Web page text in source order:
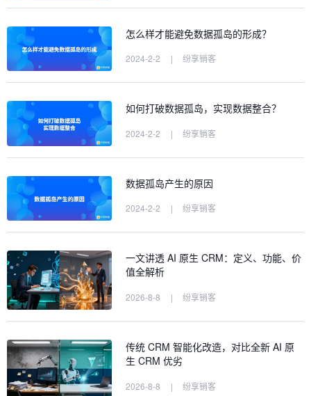
怎么样才能避免数据孤岛的形成？
2024-2-2 | 纷享销客
如何打破数据孤岛，实现数据整合？
2024-2-2 | 纷享销客
数据孤岛产生的原因
2024-2-2 | 纷享销客
一文讲透 AI 原生 CRM：定义、功能、价
值全解析
2026-8-8 | 纷享销客
传统 CRM 智能化改造，对比全新 AI 原
生 CRM 优劣
2026-8-8 | 纷享销客